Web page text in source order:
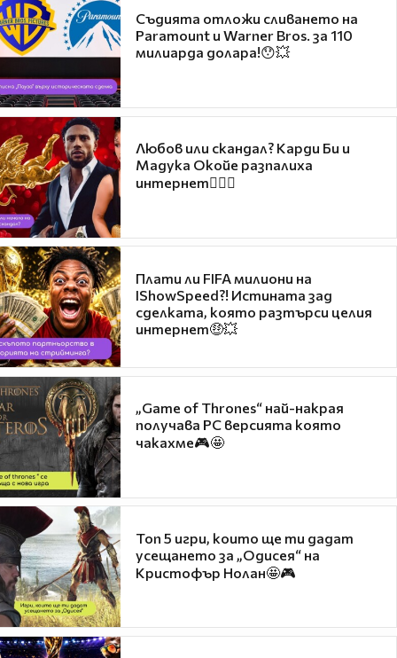
Съдията отложи сливането на
Paramount и Warner Bros. за 110
милиарда долара!😯💥
Любов или скандал? Карди Би и
Мадука Окойе разпалиха
интернет❤️‍🔥🔥
Плати ли FIFA милиони на
IShowSpeed?! Истината зад
сделката, която разтърси целия
интернет🤑💥
„Game of Thrones“ най-накрая
получава PC версията която
чакахме🎮🤩
Топ 5 игри, които ще ти дадат
усещането за „Одисея“ на
Кристофър Нолан🤩🎮